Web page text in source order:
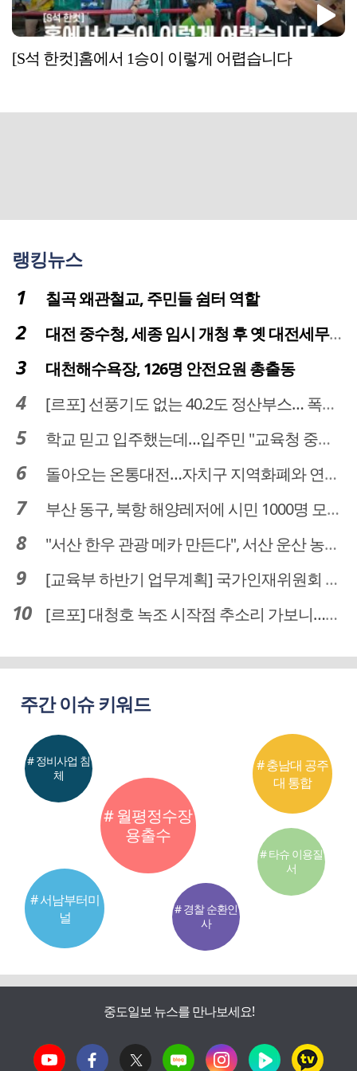
[S석 한컷]홈에서 1승이 이렇게 어렵습니다
랭킹뉴스
칠곡 왜관철교, 주민들 쉼터 역할
대전 중수청, 세종 임시 개청 후 옛 대전세무서 부지로 이전 추진
대천해수욕장, 126명 안전요원 총출동
[르포] 선풍기도 없는 40.2도 정산부스… 폭염 속 공영주차장 근로자
학교 믿고 입주했는데…입주민 "교육청 중재 나서라"
돌아오는 온통대전…자치구 지역화폐와 연계·통합 가능할까
부산 동구, 북항 해양레저에 시민 1000명 모였다
"서산 한우 관광 메카 만든다", 서산 운산 농어촌관광휴양단지 조성 본격 시동
[교육부 하반기 업무계획] 국가인재위원회 신설… 거점국립대 3곳 성장엔진·AI 분야 패키지 지원
[르포] 대청호 녹조 시작점 추소리 가보니…걷어내도 짙은 초록빛
주간 이슈 키워드
# 월평정수장
용출수
# 서남부터미
널
# 충남대 공주
대 통합
# 정비사업 침
체
# 경찰 순환인
사
# 타슈 이용질
서
중도일보 뉴스를 만나보세요!